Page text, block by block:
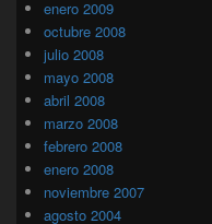
enero 2009
octubre 2008
julio 2008
mayo 2008
abril 2008
marzo 2008
febrero 2008
enero 2008
noviembre 2007
agosto 2004